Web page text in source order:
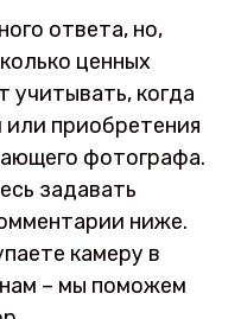
ответа, но,
ценных
учитывать, когда
приобретения
фотографа.
задавать
ниже.
камеру в
– мы поможем